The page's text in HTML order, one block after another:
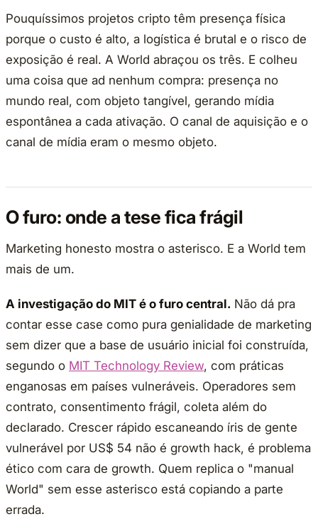
Pouquíssimos projetos cripto têm presença física
porque o custo é alto, a logística é brutal e o risco de
exposição é real. A World abraçou os três. E colheu
uma coisa que ad nenhum compra: presença no
mundo real, com objeto tangível, gerando mídia
espontânea a cada ativação. O canal de aquisição e o
canal de mídia eram o mesmo objeto.
O furo: onde a tese fica frágil
Marketing honesto mostra o asterisco. E a World tem
mais de um.
A investigação do MIT é o furo central. Não dá pra
contar esse case como pura genialidade de marketing
sem dizer que a base de usuário inicial foi construída,
segundo o MIT Technology Review, com práticas
enganosas em países vulneráveis. Operadores sem
contrato, consentimento frágil, coleta além do
declarado. Crescer rápido escaneando íris de gente
vulnerável por US$ 54 não é growth hack, é problema
ético com cara de growth. Quem replica o "manual
World" sem esse asterisco está copiando a parte
errada.